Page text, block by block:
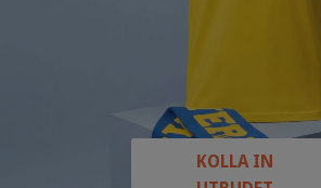
KOLLA IN